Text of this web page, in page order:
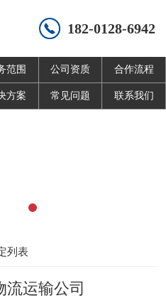
182-0128-6942
范围 公司资质 合作流程
方案 常见问题 联系我们
列表
流运输公司